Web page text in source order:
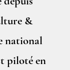
&
national
piloté en